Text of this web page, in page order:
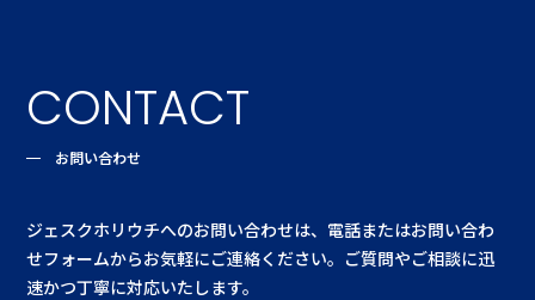
CONTACT
お問い合わせ
ジェスクホリウチへのお問い合わせは、電話またはお問い合わ
せフォームからお気軽にご連絡ください。ご質問やご相談に迅
速かつ丁寧に対応いたします。